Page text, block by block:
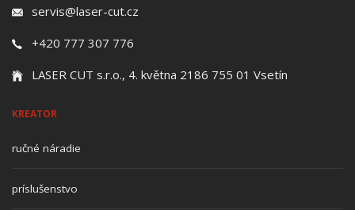
servis@laser-cut.cz
+420 777 307 776
LASER CUT s.r.o., 4. května 2186 755 01 Vsetín
KREATOR
ručné náradie
príslušenstvo